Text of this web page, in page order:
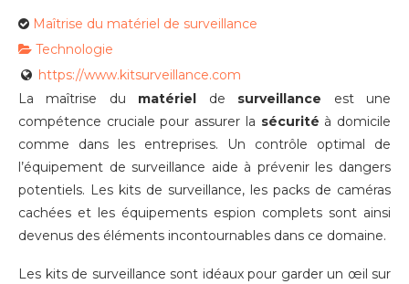
Maîtrise du matériel de surveillance
Technologie
https://www.kitsurveillance.com
La maîtrise du matériel de surveillance est une
compétence cruciale pour assurer la sécurité à domicile
comme dans les entreprises. Un contrôle optimal de
l’équipement de surveillance aide à prévenir les dangers
potentiels. Les kits de surveillance, les packs de caméras
cachées et les équipements espion complets sont ainsi
devenus des éléments incontournables dans ce domaine.
Les kits de surveillance sont idéaux pour garder un œil sur